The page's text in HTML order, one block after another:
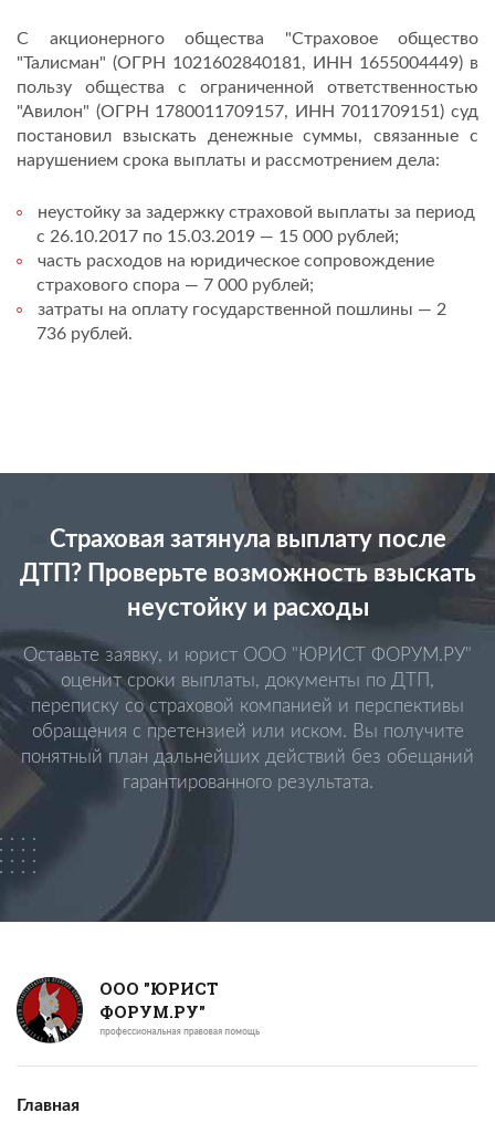
С акционерного общества "Страховое общество
"Талисман" (ОГРН 1021602840181, ИНН 1655004449) в
пользу общества с ограниченной ответственностью
"Авилон" (ОГРН 1780011709157, ИНН 7011709151) суд
постановил взыскать денежные суммы, связанные с
нарушением срока выплаты и рассмотрением дела:
неустойку за задержку страховой выплаты за период
с 26.10.2017 по 15.03.2019 — 15 000 рублей;
часть расходов на юридическое сопровождение
страхового спора — 7 000 рублей;
затраты на оплату государственной пошлины — 2
736 рублей.
Страховая затянула выплату после
ДТП? Проверьте возможность взыскать
неустойку и расходы
Оставьте заявку, и юрист ООО "ЮРИСТ ФОРУМ.РУ"
оценит сроки выплаты, документы по ДТП,
переписку со страховой компанией и перспективы
обращения с претензией или иском. Вы получите
понятный план дальнейших действий без обещаний
гарантированного результата.
ООО "ЮРИСТ
ФОРУМ.РУ"
Главная